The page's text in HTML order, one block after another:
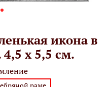
икона в
х 5,5 см.
раме